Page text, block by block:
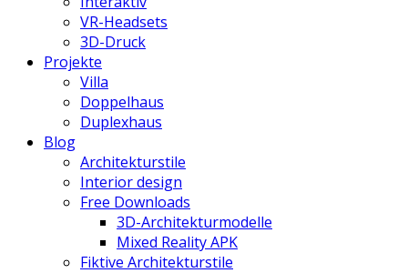
VR-Headsets
3D-Druck
Projekte
Villa
Doppelhaus
Duplexhaus
Blog
Architekturstile
Interior design
Free Downloads
3D-Architekturmodelle
Mixed Reality APK
Fiktive Architekturstile